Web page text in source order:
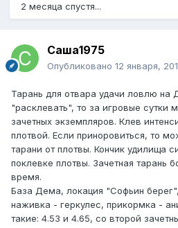
2 месяца спустя...
Саша1975
Опубликовано 12 января,
Тарань для отвара удачи ловлю на
"расклевать", то за игровые сутки
зачетных экземпляров. Клев
плотвой. Если приноровиться, то
тарани от плотвы. Кончик удилища
поклевке плотвы. Зачетная тарань
время.
База Дема, локация "Софьин
наживка - геркулес, прикормка -
такие: 4.53 и 4.65, со второй